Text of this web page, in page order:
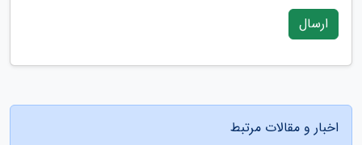
ارسال
اخبار و مقالات مرتبط